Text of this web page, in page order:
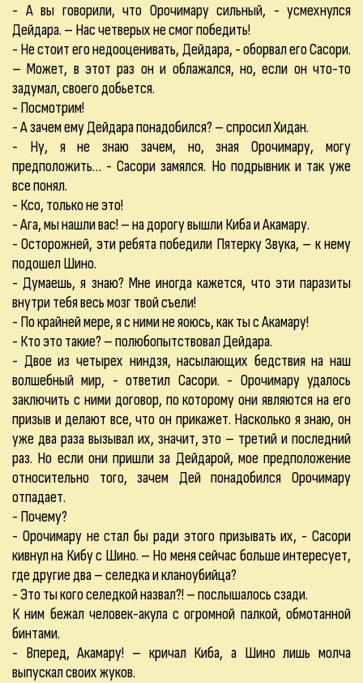
- А вы говорили, что Орочимару сильный, - усмехнулся
Дейдара. – Нас четверых не смог победить!
- Не стоит его недооценивать, Дейдара, - оборвал его Сасори.
– Может, в этот раз он и облажался, но, если он что-то
задумал, своего добьется.
- Посмотрим!
- А зачем ему Дейдара понадобился? – спросил Хидан.
- Ну, я не знаю зачем, но, зная Орочимару, могу
предположить… - Сасори замялся. Но подрывник и так уже
все понял.
- Ксо, только не это!
- Ага, мы нашли вас! – на дорогу вышли Киба и Акамару.
- Осторожней, эти ребята победили Пятерку Звука, – к нему
подошел Шино.
- Думаешь, я знаю? Мне иногда кажется, что эти паразиты
внутри тебя весь мозг твой съели!
- По крайней мере, я с ними не яоюсь, как ты с Акамару!
- Кто это такие? – полюбопытствовал Дейдара.
- Двое из четырех ниндзя, насылающих бедствия на наш
волшебный мир, - ответил Сасори. - Орочимару удалось
заключить с ними договор, по которому они являются на его
призыв и делают все, что он прикажет. Насколько я знаю, он
уже два раза вызывал их, значит, это – третий и последний
раз. Но если они пришли за Дейдарой, мое предположение
относительно того, зачем Дей понадобился Орочимару
отпадает.
- Почему?
- Орочимару не стал бы ради этого призывать их, - Сасори
кивнул на Кибу с Шино. – Но меня сейчас больше интересует,
где другие два – селедка и кланоубийца?
- Это ты кого селедкой назвал?! – послышалось сзади.
К ним бежал человек-акула с огромной палкой, обмотанной
бинтами.
- Вперед, Акамару! – кричал Киба, а Шино лишь молча
выпускал своих жуков.